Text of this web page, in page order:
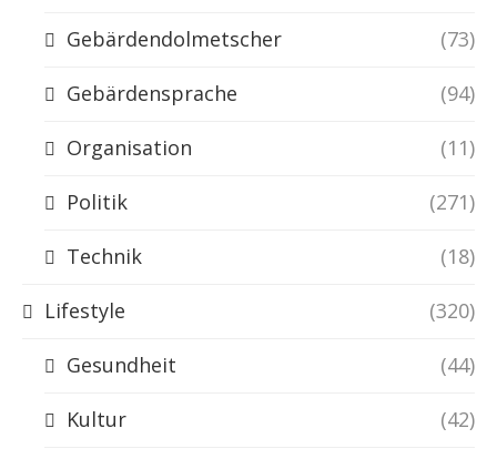
Gebärdendolmetscher (73)
Gebärdensprache (94)
Organisation (11)
Politik (271)
Technik (18)
Lifestyle (320)
Gesundheit (44)
Kultur (42)